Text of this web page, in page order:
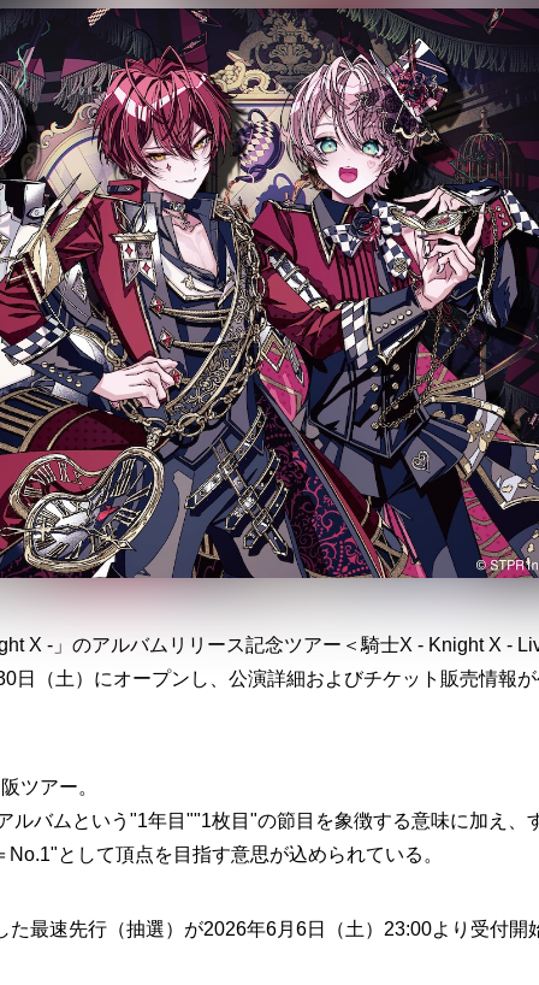
X -」のアルバムリリース記念ツアー＜騎士X - Knight X -
日（土）にオープンし、公演詳細およびチケット販売情報
ツアー。
ルバムという"1年目""1枚目"の節目を象徴する意味に加え、
として頂点を目指す意思が込められている。
最速先行（抽選）が2026年6月6日（土）23:00より受付開